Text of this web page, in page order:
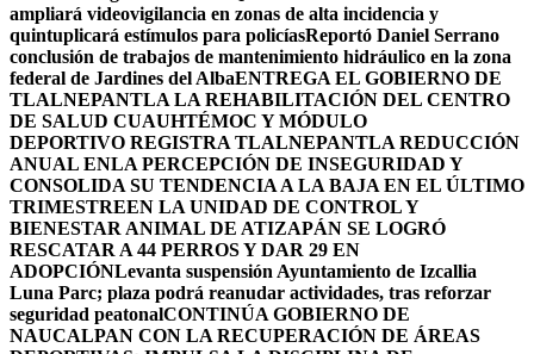
ampliará videovigilancia en zonas de alta incidencia y
quintuplicará estímulos para policíasReportó Daniel Serrano
conclusión de trabajos de mantenimiento hidráulico en la zona
federal de Jardines del AlbaENTREGA EL GOBIERNO DE
TLALNEPANTLA LA REHABILITACIÓN DEL CENTRO
DE SALUD CUAUHTÉMOC Y MÓDULO
DEPORTIVO REGISTRA TLALNEPANTLA REDUCCIÓN
ANUAL ENLA PERCEPCIÓN DE INSEGURIDAD Y
CONSOLIDA SU TENDENCIA A LA BAJA EN EL ÚLTIMO
TRIMESTREEN LA UNIDAD DE CONTROL Y
BIENESTAR ANIMAL DE ATIZAPÁN SE LOGRÓ
RESCATAR A 44 PERROS Y DAR 29 EN
ADOPCIÓNLevanta suspensión Ayuntamiento de Izcallia
Luna Parc; plaza podrá reanudar actividades, tras reforzar
seguridad peatonalCONTINÚA GOBIERNO DE
NAUCALPAN CON LA RECUPERACIÓN DE ÁREAS